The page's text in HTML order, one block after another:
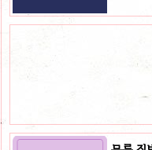
산모와 태
운동은
다. 운동